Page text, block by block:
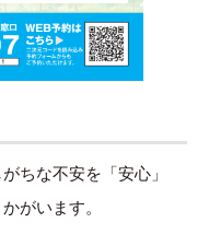
ちな不安を「安心」
がいます。